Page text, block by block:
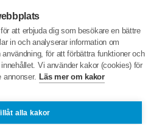
att erbjuda dig som besökare en bättre
in och analyserar information om
för att förbättra funktioner och
Vi använder kakor (cookies) för
annonser. Läs mer om kakor
alla kakor